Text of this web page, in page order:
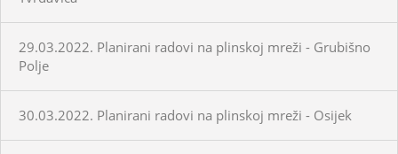
29.03.2022. Planirani radovi na plinskoj mreži - Grubišno
Polje
30.03.2022. Planirani radovi na plinskoj mreži - Osijek